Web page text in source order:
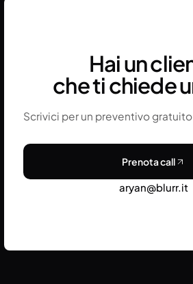
su tutti i breakpoint.
Hai un
che ti chiede
Scrivici per un preventivo
Prenota call
aryan@blurr.it